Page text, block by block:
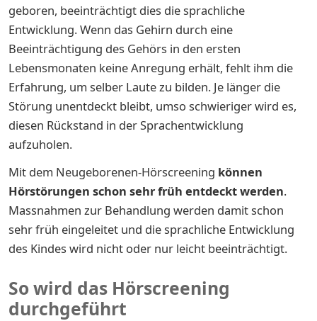
geboren, beeinträchtigt dies die sprachliche
Entwicklung. Wenn das Gehirn durch eine
Beeinträchtigung des Gehörs in den ersten
Lebensmonaten keine Anregung erhält, fehlt ihm die
Erfahrung, um selber Laute zu bilden. Je länger die
Störung unentdeckt bleibt, umso schwieriger wird es,
diesen Rückstand in der Sprachentwicklung
aufzuholen.
Mit dem Neugeborenen-Hörscreening können
Hörstörungen schon sehr früh entdeckt werden.
Massnahmen zur Behandlung werden damit schon
sehr früh eingeleitet und die sprachliche Entwicklung
des Kindes wird nicht oder nur leicht beeinträchtigt.
So wird das Hörscreening
durchgeführt